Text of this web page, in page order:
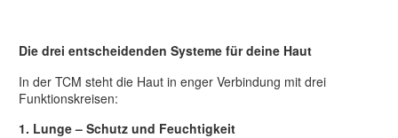
Die drei entscheidenden Systeme für deine Haut
In der TCM steht die Haut in enger Verbindung mit drei
Funktionskreisen:
1. Lunge – Schutz und Feuchtigkeit